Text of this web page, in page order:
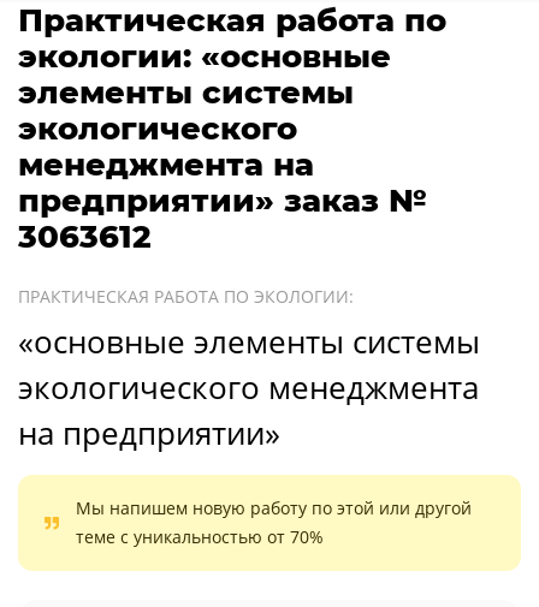
Практическая работа по
экологии: «основные
элементы системы
экологического
менеджмента на
предприятии» заказ №
3063612
ПРАКТИЧЕСКАЯ РАБОТА ПО ЭКОЛОГИИ:
«основные элементы системы
экологического менеджмента
на предприятии»
Мы напишем новую работу по этой или другой
теме с уникальностью от 70%